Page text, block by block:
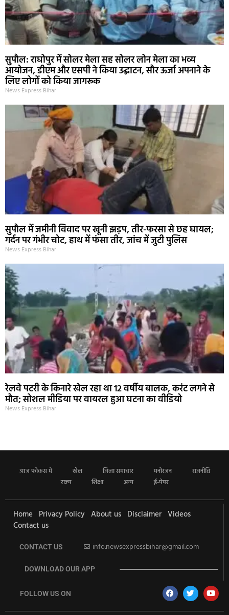
सुपौल: राघोपुर में सोलर मेला सह सोलर लोन मेला का भव्य
आयोजन, डीएम और एसपी ने किया उद्घाटन, सौर ऊर्जा अपनाने के
लिए लोगों को किया जागरूक
News Express Bihar
सुपौल में जमीनी विवाद पर खूनी झड़प, तीर-फरसा से छह घायल;
गर्दन पर गंभीर चोट, हाथ में फंसा तीर, जांच में जुटी पुलिस
News Express Bihar
रेलवे पटरी के किनारे खेल रहा था 12 वर्षीय बालक, करंट लगने से
मौत; सोशल मीडिया पर वायरल हुआ घटना का वीडियो
News Express Bihar
आज फोकस में खेल जिला समाचार मनोरंजन
राजनीति
राज्य
शिक्षा अन्य ई-पेपर
Home Privacy Policy About us Disclaimer Videos
Contact us
CONTACT US info.newsexpressbihar@gmail.com
DOWNLOAD OUR APP
FOLLOW US ON